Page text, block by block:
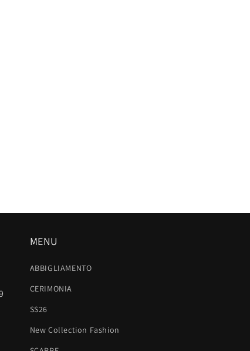
MENU
ABBIGLIAMENTO
CERIMONIA
SS26
New Collection Fashion